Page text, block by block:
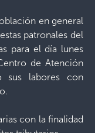
en general
patronales del
para el día lunes
de Atención
sus labores con
con la finalidad